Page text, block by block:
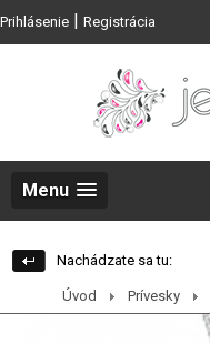
Prihlásenie | Registrácia
Menu
Nachádzate sa tu:
Úvod Prívesky